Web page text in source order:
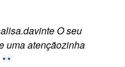
O seu
uma atençãozinha